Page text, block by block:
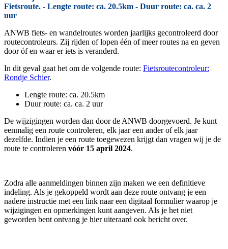
Fietsroute. - Lengte route: ca. 20.5km - Duur route: ca. ca. 2
uur
ANWB fiets- en wandelroutes worden jaarlijks gecontroleerd door
routecontroleurs. Zij rijden of lopen één of meer routes na en geven
door óf en waar er iets is veranderd.
In dit geval gaat het om de volgende route: Fietsroutecontroleur:
Rondje Schier.
Lengte route: ca. 20.5km
Duur route: ca. ca. 2 uur
De wijzigingen worden dan door de ANWB doorgevoerd. Je kunt
eenmalig een route controleren, elk jaar een ander of elk jaar
dezelfde. Indien je een route toegewezen krijgt dan vragen wij je de
route te controleren vóór 15 april 2024.
Zodra alle aanmeldingen binnen zijn maken we een definitieve
indeling. Als je gekoppeld wordt aan deze route ontvang je een
nadere instructie met een link naar een digitaal formulier waarop je
wijzigingen en opmerkingen kunt aangeven. Als je het niet
geworden bent ontvang je hier uiteraard ook bericht over.